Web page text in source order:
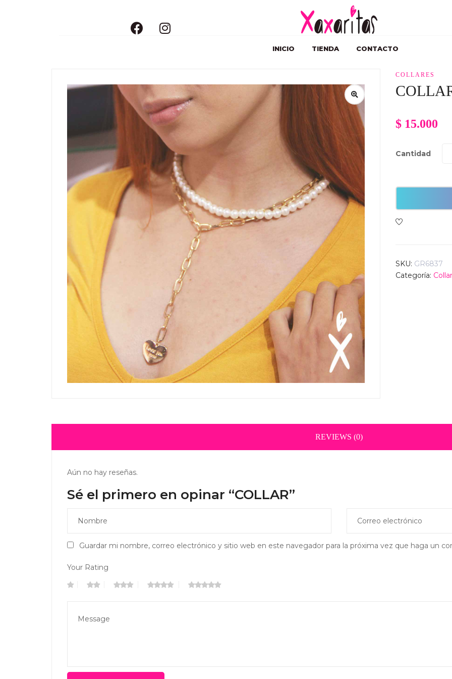
INICIO TIENDA CONTACTO
COLLARES
$ 15.000
Cantidad
SKU: GR6837
Categoría:
REVIEWS (0)
Aún no hay reseñas.
Sé el primero en opinar “COLLAR”
Guardar mi nombre, correo electrónico y sitio web en este navegador para la próxima vez que haga un
Your Rating